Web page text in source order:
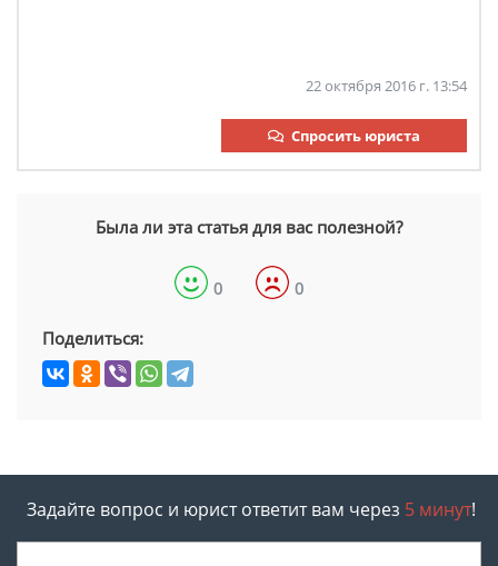
22 октября 2016 г. 13:54
Спросить юриста
Была ли эта статья для вас полезной?
0 0
Поделиться:
Задайте вопрос и юрист ответит вам через 5 минут!